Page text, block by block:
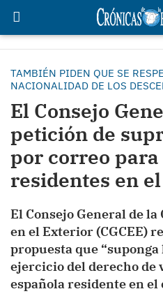
TAMBIÉN PIDEN QUE SE
NACIONALIDAD DE LOS
El Consejo
petición de
por correo
residentes en
El Consejo General de
en el Exterior (CGCEE)
propuesta que
ejercicio del derecho de
española residente en el